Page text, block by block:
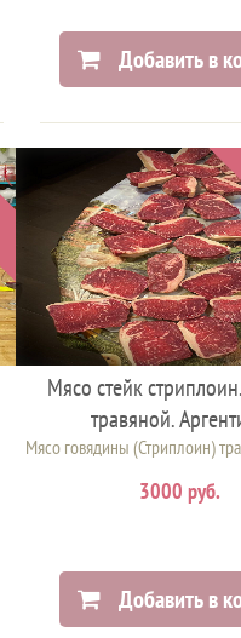
Добавить в
Мясо стейк
травяной.
Мясо говядины (Стриплоин)
3000 руб.
Добавить в